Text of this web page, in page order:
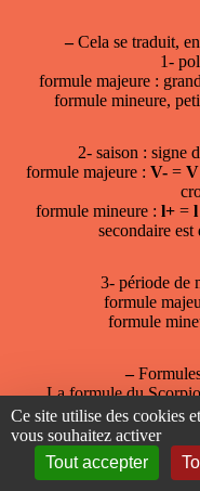
–Cela se traduit,
1-
formule majeure :
formule mineure,
2- saison : signe
formule majeure : V-= V
formule mineure : l+ = l
secondaire est
3- période de
formule
formule
–
La formule du
= grande Force
grande Vitesse
sens des Dosages (
) /
Ce site utilise des cookies
vous souhaitez activer
Tout accepter